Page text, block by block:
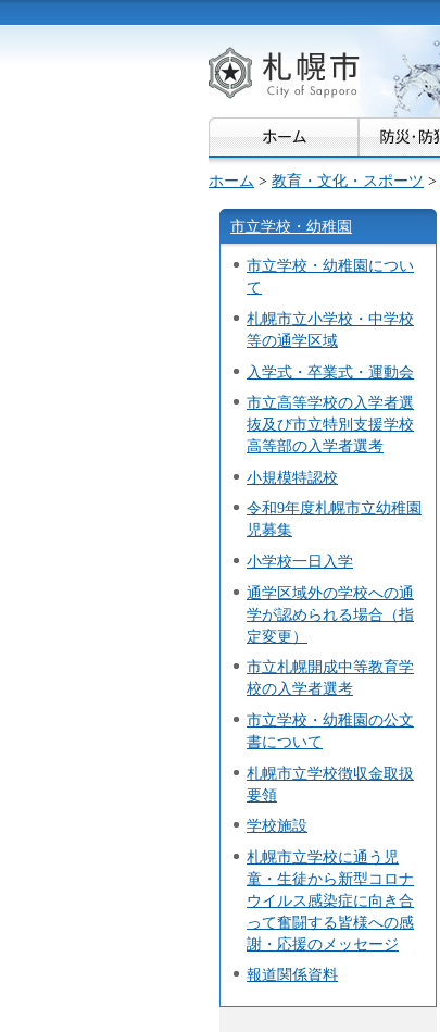
札幌市
ホーム > 教育・文化・スポーツ >
市立学校・幼稚園
市立学校・幼稚園につい
て
札幌市立小学校・中学校
等の通学区域
入学式・卒業式・運動会
市立高等学校の入学者選
抜及び市立特別支援学校
高等部の入学者選考
小規模特認校
令和9年度札幌市立幼稚園
児募集
小学校一日入学
通学区域外の学校への通
学が認められる場合（指
定変更）
市立札幌開成中等教育学
校の入学者選考
市立学校・幼稚園の公文
書について
札幌市立学校徴収金取扱
要領
学校施設
札幌市立学校に通う児
童・生徒から新型コロナ
ウイルス感染症に向き合
って奮闘する皆様への感
謝・応援のメッセージ
報道関係資料